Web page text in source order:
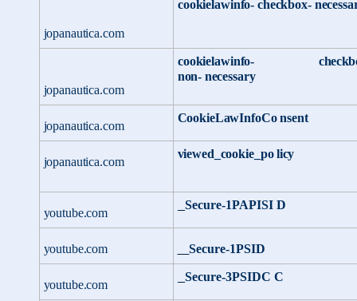
jopanautica.com
cookielawinfo- checkbox-
jopanautica.com
cookielawinfo-
non- necessary
jopanautica.com
CookieLawInfoCo nsent
jopanautica.com
viewed_cookie_policy
youtube.com
Secure-1PAPISID
youtube.com Secure-1PSID
youtube.com
Secure-3PSIDCC